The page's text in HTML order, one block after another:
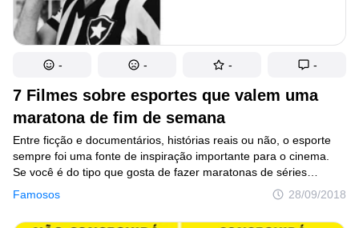
7 Filmes sobre esportes que valem uma
maratona de fim de semana
Famosos 28/09/2018
Entre ficção e documentários, histórias reais ou não, o esporte
sempre foi uma fonte de inspiração importante para o cinema.
Se você é do tipo que gosta de fazer maratonas de séries
e filmes, temos algumas sugestões de produções incríveis para
um dia de preguiça em frente à TV, várias delas disponíveis
no Netflix, Amazon ou até no YouTube.
- - - -